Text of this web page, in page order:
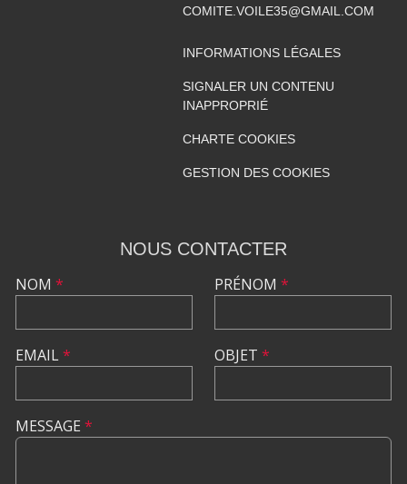
COMITE.VOILE35@GMAIL.COM
INFORMATIONS LÉGALES
SIGNALER UN CONTENU
INAPPROPRIÉ
CHARTE COOKIES
GESTION DES COOKIES
NOUS CONTACTER
NOM *
EMAIL*
PRÉNOM *
OBJET *
MESSAGE *